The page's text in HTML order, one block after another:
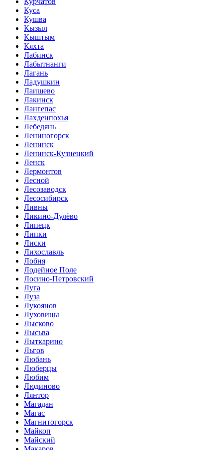
Куса
Кушва
Кызыл
Кыштым
Кяхта
Лабинск
Лабытнанги
Лагань
Ладушкин
Лаишево
Лакинск
Лангепас
Лахденпохья
Лебедянь
Лениногорск
Ленинск
Ленинск-Кузнецкий
Ленск
Лермонтов
Лесной
Лесозаводск
Лесосибирск
Ливны
Ликино-Дулёво
Липецк
Липки
Лиски
Лихославль
Лобня
Лодейное Поле
Лосино-Петровский
Луга
Луза
Лукоянов
Луховицы
Лысково
Лысьва
Лыткарино
Льгов
Любань
Люберцы
Любим
Людиново
Лянтор
Магадан
Магас
Магнитогорск
Майкоп
Майский